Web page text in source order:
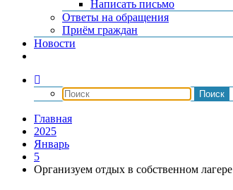
Написать письмо
Ответы на обращения
Приём граждан
Новости
Главная
2025
Январь
5
Организуем отдых в собственном лагере